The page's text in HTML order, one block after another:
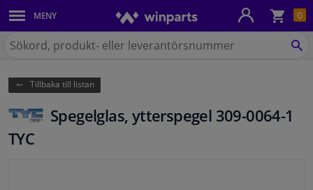
0
MENY
Karosseri
Belysning
Bromssystem
Avgassystem
på
Tillbaka till listan
Spegelglas, ytterspegel 309-0064-1
TYC